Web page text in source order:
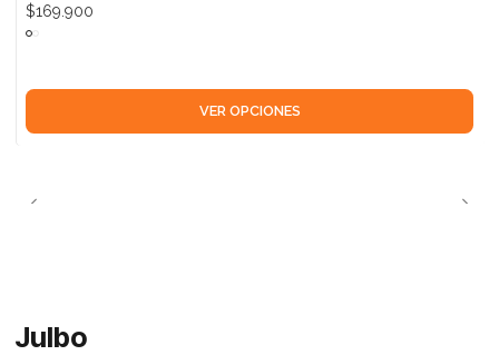
$169.900
VER OPCIONES
Julbo